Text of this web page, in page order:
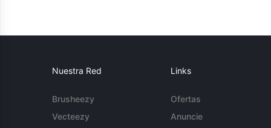
Nuestra Red
Brusheezy
Vecteezy
Links
Ofertas
Anuncie